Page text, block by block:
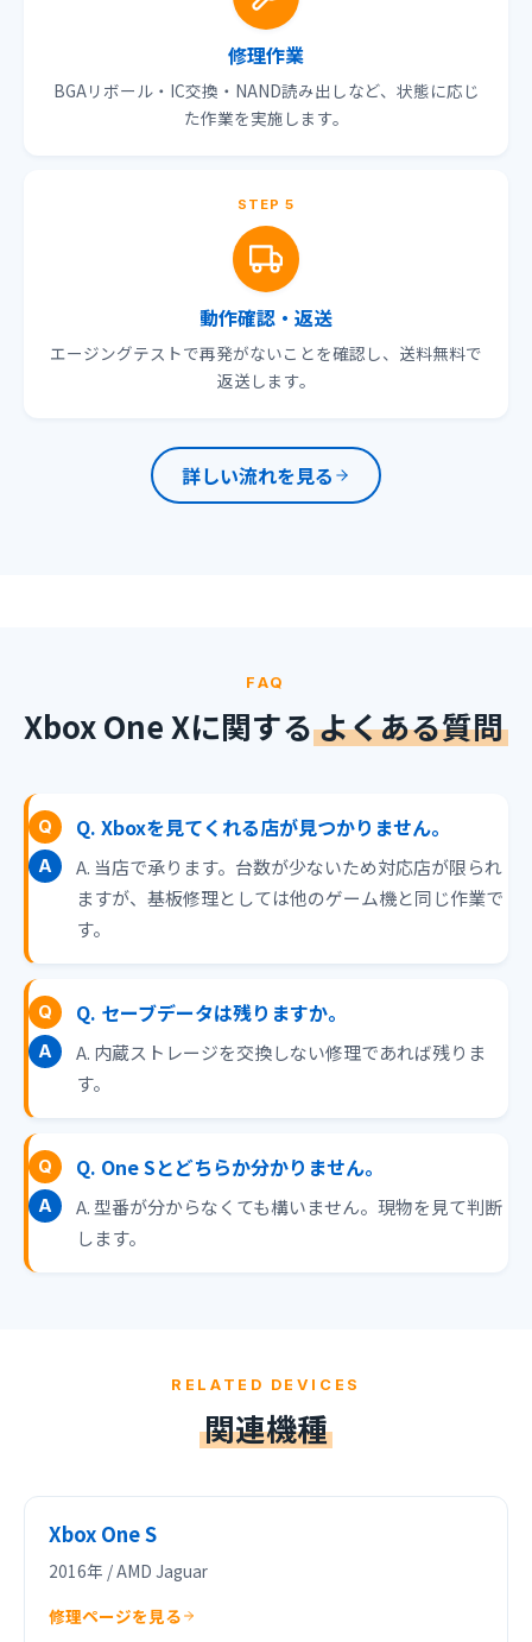
修理作業
BGAリボール・IC交換・NAND読み出しなど、状態に応じ
た作業を実施します。
STEP 5
動作確認・返送
エージングテストで再発がないことを確認し、送料無料で
返送します。
詳しい流れを見る
FAQ
Xbox One Xに関するよくある質問
Q. Xboxを見てくれる店が見つかりません。
A. 当店で承ります。台数が少ないため対応店が限られ
ますが、基板修理としては他のゲーム機と同じ作業で
す。
Q. セーブデータは残りますか。
A. 内蔵ストレージを交換しない修理であれば残りま
す。
Q. One Sとどちらか分かりません。
A. 型番が分からなくても構いません。現物を見て判断
します。
RELATED DEVICES
関連機種
Xbox One S
2016年 / AMD Jaguar
修理ページを見る